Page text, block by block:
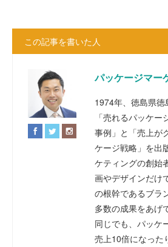
この記事を書いた人
パッケージマー
1974年、徳島県
「売れるパッケ
事例」と「売上が
ケージ戦略」を出
ケティングの創始
画やデザインだけ
の根幹であるブラ
多数の成果をあげ
同じでも、パッケ
売上10倍になった